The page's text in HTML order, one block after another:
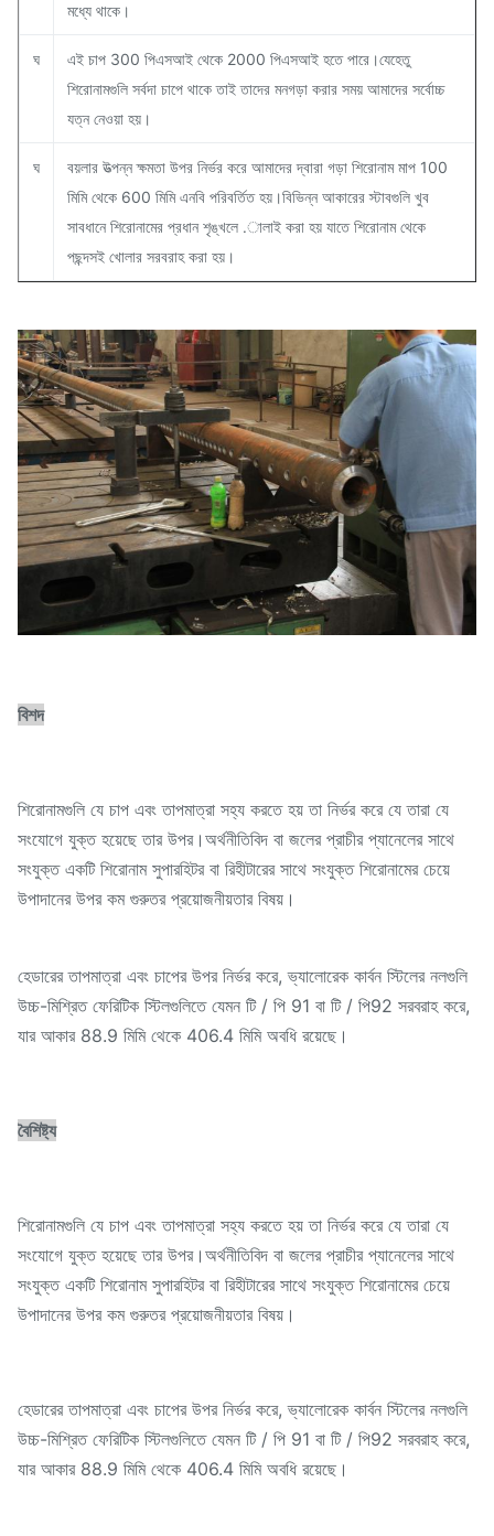
মধ্যে থাকে।
ঘ
এই চাপ 300 পিএসআই থেকে 2000 পিএসআই হতে পারে।যেহেতু
শিরোনামগুলি সর্বদা চাপে থাকে তাই তাদের মনগড়া করার সময় আমাদের সর্বোচ্চ
যত্ন নেওয়া হয়।
ঘ
বয়লার উত্পন্ন ক্ষমতা উপর নির্ভর করে আমাদের দ্বারা গড়া শিরোনাম মাপ 100
মিমি থেকে 600 মিমি এনবি পরিবর্তিত হয়।বিভিন্ন আকারের স্টাবগুলি খুব
সাবধানে শিরোনামের প্রধান শৃঙ্খলে .ালাই করা হয় যাতে শিরোনাম থেকে
পছন্দসই খোলার সরবরাহ করা হয়।
বিশদ
শিরোনামগুলি যে চাপ এবং তাপমাত্রা সহ্য করতে হয় তা নির্ভর করে যে তারা যে
সংযোগে যুক্ত হয়েছে তার উপর।অর্থনীতিবিদ বা জলের প্রাচীর প্যানেলের সাথে
সংযুক্ত একটি শিরোনাম সুপারহিটর বা রিহীটারের সাথে সংযুক্ত শিরোনামের চেয়ে
উপাদানের উপর কম গুরুতর প্রয়োজনীয়তার বিষয়।
হেডারের তাপমাত্রা এবং চাপের উপর নির্ভর করে, ভ্যালোরেক কার্বন স্টিলের নলগুলি
উচ্চ-মিশ্রিত ফেরিটিক স্টিলগুলিতে যেমন টি / পি 91 বা টি / পি92 সরবরাহ করে,
যার আকার 88.9 মিমি থেকে 406.4 মিমি অবধি রয়েছে।
বৈশিষ্ট্য
শিরোনামগুলি যে চাপ এবং তাপমাত্রা সহ্য করতে হয় তা নির্ভর করে যে তারা যে
সংযোগে যুক্ত হয়েছে তার উপর।অর্থনীতিবিদ বা জলের প্রাচীর প্যানেলের সাথে
সংযুক্ত একটি শিরোনাম সুপারহিটর বা রিহীটারের সাথে সংযুক্ত শিরোনামের চেয়ে
উপাদানের উপর কম গুরুতর প্রয়োজনীয়তার বিষয়।
হেডারের তাপমাত্রা এবং চাপের উপর নির্ভর করে, ভ্যালোরেক কার্বন স্টিলের নলগুলি
উচ্চ-মিশ্রিত ফেরিটিক স্টিলগুলিতে যেমন টি / পি 91 বা টি / পি92 সরবরাহ করে,
যার আকার 88.9 মিমি থেকে 406.4 মিমি অবধি রয়েছে।